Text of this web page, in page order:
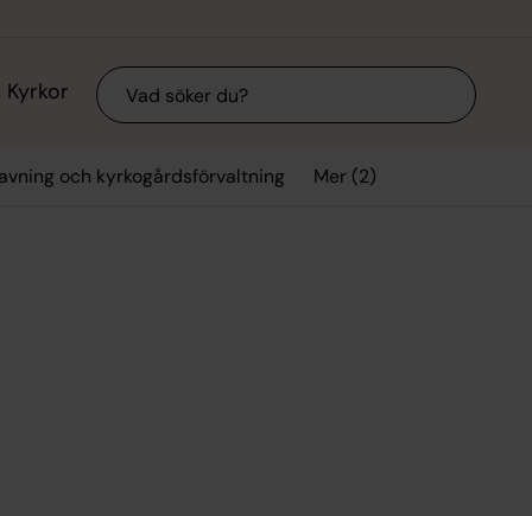
Kyrkor Sök
och kyrkogårdsförvaltning Mer (2)